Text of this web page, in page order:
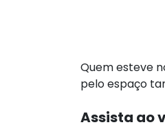
Quem esteve
pelo espaço
Assista ao